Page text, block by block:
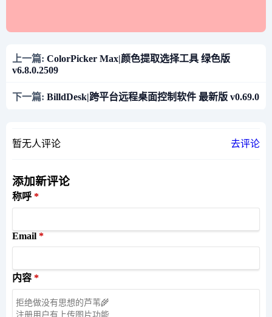
上一篇: ColorPicker Max|颜色提取选择工具 绿色版
v6.8.0.2509
下一篇: BilldDesk|跨平台远程桌面控制软件 最新版 v0.69.0
暂无人评论 去评论
添加新评论
称呼
Email
内容